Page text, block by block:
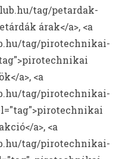
tag/petardak-
árak</a>, <a
tag/pirotechnikai-
a>, <a
tag/pirotechnikai-
a>, <a
tag/pirotechnikai-